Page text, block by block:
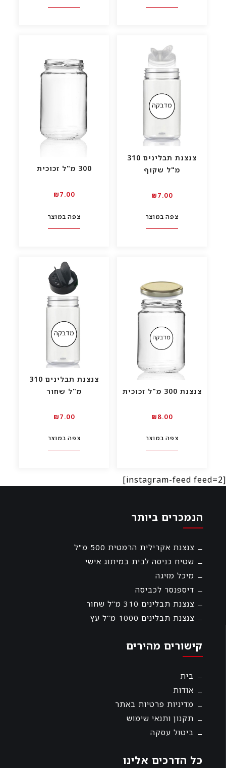
צנצנת תבלינים 310
מ"ל שקוף
00.₪7
צפה במוצר
300 מ"ל זכוכית
₪7.00
צפה במוצר
צנצנת 300 מ"ל זכוכית
00.₪8
צפה במוצר
צנצנת תבלינים 310
מ"ל שחור
00.₪7
צפה במוצר
[instagram-feed feed=2]
הנמכרים ביותר
צנצנת אקרילית הרמטית 500 מ"ל
שטיח כניסה לבית במיתוג אישי
מיכל מזיגה
דיספנסר לכביסה
צנצנת תבלינים 310 מ"ל שחור
צנצנת תבלינים 1000 מ"ל עץ
קישורים מהירים
בית
אודות
מדיניות פרטיות באתר
תקנון ותנאי שימוש
ביטול עסקה
כל הדרכים אלינו